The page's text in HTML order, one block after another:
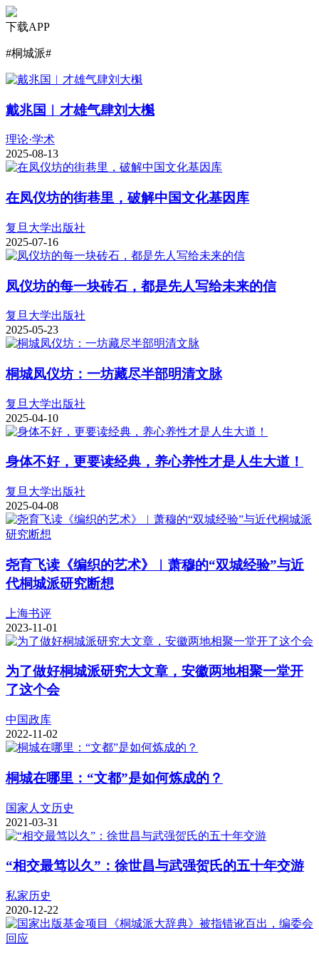
下载APP
#桐城派#
戴兆国︱才雄气肆刘大櫆
理论·学术
2025-08-13
在凤仪坊的街巷里，破解中国文化基因库
复旦大学出版社
2025-07-16
凤仪坊的每一块砖石，都是先人写给未来的信
复旦大学出版社
2025-05-23
桐城凤仪坊：一坊藏尽半部明清文脉
复旦大学出版社
2025-04-10
身体不好，更要读经典，养心养性才是人生大道！
复旦大学出版社
2025-04-08
尧育飞读《编织的艺术》︱萧穆的“双城经验”与近
代桐城派研究断想
上海书评
2023-11-01
为了做好桐城派研究大文章，安徽两地相聚一堂开
了这个会
中国政库
2022-11-02
桐城在哪里：“文都”是如何炼成的？
国家人文历史
2021-03-31
“相交最笃以久”：徐世昌与武强贺氏的五十年交游
私家历史
2020-12-22